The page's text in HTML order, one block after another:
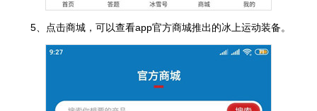
5、点击商城，可以查看app官方商城推出的冰上运动装备。